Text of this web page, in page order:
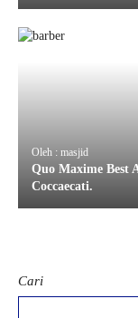
Oleh : masjid
Quo Maxime Best
Coccaecati.
Cari